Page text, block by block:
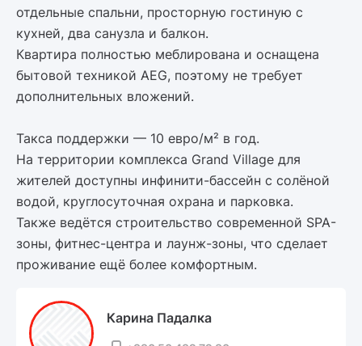
отдельные спальни, просторную гостиную с
кухней, два санузла и балкон.
Квартира полностью меблирована и оснащена
бытовой техникой AEG, поэтому не требует
дополнительных вложений.
Такса поддержки — 10 евро/м² в год.
На территории комплекса Grand Village для
жителей доступны инфинити-бассейн с солёной
водой, круглосуточная охрана и парковка.
Также ведётся строительство современной SPA-
зоны, фитнес-центра и лаунж-зоны, что сделает
проживание ещё более комфортным.
Карина Падалка